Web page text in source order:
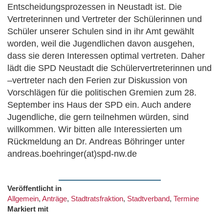
Entscheidungsprozessen in Neustadt ist. Die
Vertreterinnen und Vertreter der Schülerinnen und
Schüler unserer Schulen sind in ihr Amt gewählt
worden, weil die Jugendlichen davon ausgehen,
dass sie deren Interessen optimal vertreten. Daher
lädt die SPD Neustadt die Schülervertreterinnen und
–vertreter nach den Ferien zur Diskussion von
Vorschlägen für die politischen Gremien zum 28.
September ins Haus der SPD ein. Auch andere
Jugendliche, die gern teilnehmen würden, sind
willkommen. Wir bitten alle Interessierten um
Rückmeldung an Dr. Andreas Böhringer unter
andreas.boehringer(at)spd-nw.de
Veröffentlicht in
Allgemein, Anträge, Stadtratsfraktion, Stadtverband, Termine
Markiert mit